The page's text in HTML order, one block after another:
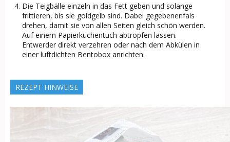
Die Teigbälle einzeln in das Fett geben und solange
frittieren, bis sie goldgelb sind. Dabei gegebenenfals
drehen, damit sie von allen Seiten gleich schön werden.
Auf einem Papierküchentuch abtropfen lassen.
Entwerder direkt verzehren oder nach dem Abkülen in
einer luftdichten Bentobox anrichten.
REZEPT HINWEISE